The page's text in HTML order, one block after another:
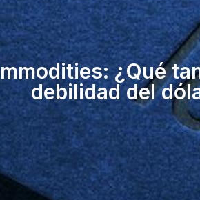
¿Qué
debilidad del